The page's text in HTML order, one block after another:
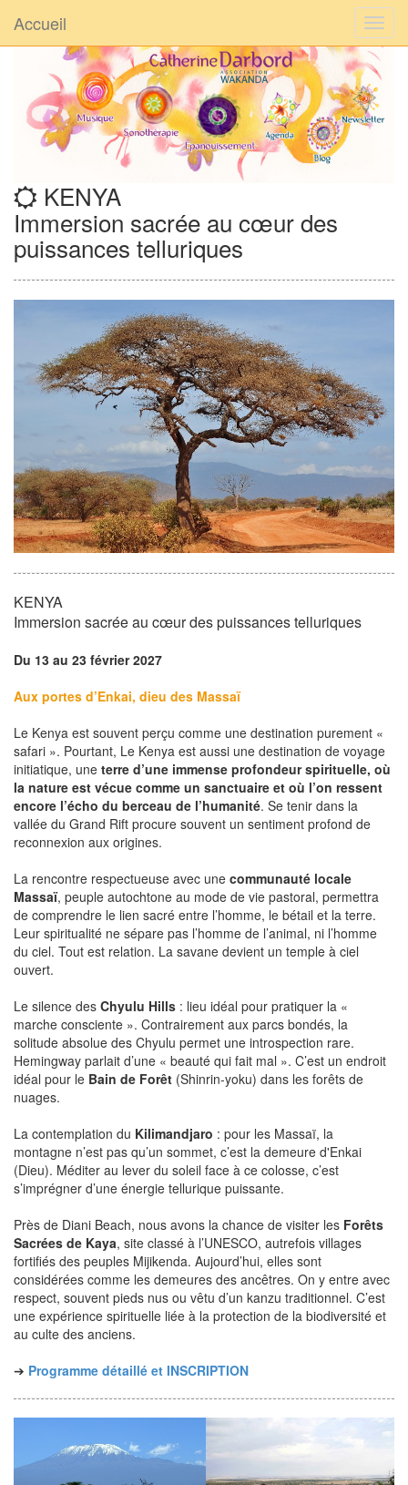
Accueil
KENYA
Immersion sacrée au cœur des
puissances telluriques
KENYA
Immersion sacrée au cœur des puissances telluriques
Du 13 au 23 février 2027
Aux portes d’Enkai, dieu des Massaï
Le Kenya est souvent perçu comme une destination purement «
safari ». Pourtant, Le Kenya est aussi une destination de voyage
initiatique, une terre d’une immense profondeur spirituelle, où
la nature est vécue comme un sanctuaire et où l’on ressent
encore l’écho du berceau de l’humanité. Se tenir dans la
vallée du Grand Rift procure souvent un sentiment profond de
reconnexion aux origines.
La rencontre respectueuse avec une communauté locale
Massaï, peuple autochtone au mode de vie pastoral, permettra
de comprendre le lien sacré entre l’homme, le bétail et la terre.
Leur spiritualité ne sépare pas l’homme de l’animal, ni l’homme
du ciel. Tout est relation. La savane devient un temple à ciel
ouvert.
Le silence des Chyulu Hills : lieu idéal pour pratiquer la «
marche consciente ». Contrairement aux parcs bondés, la
solitude absolue des Chyulu permet une introspection rare.
Hemingway parlait d’une « beauté qui fait mal ». C’est un endroit
idéal pour le Bain de Forêt (Shinrin-yoku) dans les forêts de
nuages.
La contemplation du Kilimandjaro : pour les Massaï, la
montagne n’est pas qu’un sommet, c’est la demeure d'Enkai
(Dieu). Méditer au lever du soleil face à ce colosse, c’est
s’imprégner d’une énergie tellurique puissante.
Près de Diani Beach, nous avons la chance de visiter les Forêts
Sacrées de Kaya, site classé à l’UNESCO, autrefois villages
fortifiés des peuples Mijikenda. Aujourd’hui, elles sont
considérées comme les demeures des ancêtres. On y entre avec
respect, souvent pieds nus ou vêtu d’un kanzu traditionnel. C’est
une expérience spirituelle liée à la protection de la biodiversité et
au culte des anciens.
➔ Programme détaillé et INSCRIPTION